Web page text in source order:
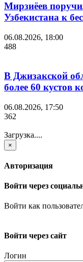
Мирзиёев
Узбекистана к
06.08.2026, 18:00
488
В Джизакской
более 60 кустов
06.08.2026, 17:50
362
Загрузка....
×
Авторизация
Войти через
Войти как
Войти через сайт
Логин